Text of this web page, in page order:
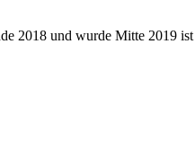
2018 und wurde Mitte 2019